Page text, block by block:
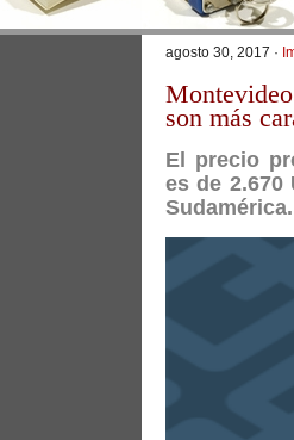
El precio
agosto 30, 2017 ·
son más
El precio
es de 2.670
Sudamérica.